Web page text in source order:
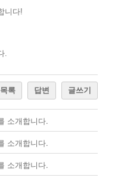
합니다!
.
목록 답변 글쓰기
소개합니다.
소개합니다.
소개합니다.